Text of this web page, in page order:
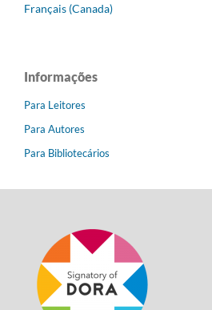
Français (Canada)
Informações
Para Leitores
Para Autores
Para Bibliotecários